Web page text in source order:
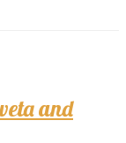
and